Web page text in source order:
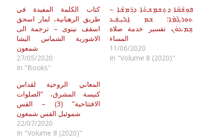
كتاب الكلمة المفيدة في
طريق الرهبانية، لمار اسحق
اسقف نينوى – ترجمة الى
الاشورية الشماس اليشا
شمعون
27/05/2020
In "Books"
ܦܘܼܫܵܩܵܐ ܕܬܸܫܡܸܫܬܵܐ ܕܪܲܡܫܵܐ –
ܬܘܼܪܓܵܡܵܐ؛ ܫܡ ܐܹܠܝܼܫܲܥ
ܫܸܡܥܘܿܢ تفسير خدمة صلاة
المساء
11/06/2020
In "Volume 8 (2020)"
المعاني الروحية لقداس
كنيسة المشرق، “الصلوات
الافتتاحية” (3) – القس
شموئيل القس شمعون
22/07/2020
In "Volume 8 (2020)"